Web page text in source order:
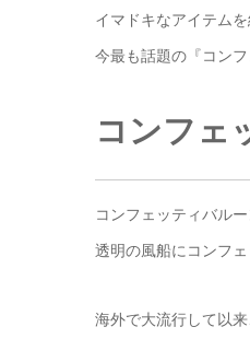
イマドキなアイテム
今最も話題の『コン
コンフェ
コンフェッティバルー
透明の風船にコンフ
海外で大流行して以